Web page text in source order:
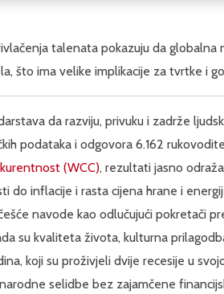
talenata pokazuju da globalna
što ima velike implikacije za tvrtke i
da razviju, privuku i zadrže
podataka i odgovora 6.162
(WCC), rezultati jasno
do inflacije i rasta cijena hrane i
navode kao odlučujući pokretači
su kvaliteta života, kulturna
koji su proživjeli dvije recesije u
selidbe bez zajamčene